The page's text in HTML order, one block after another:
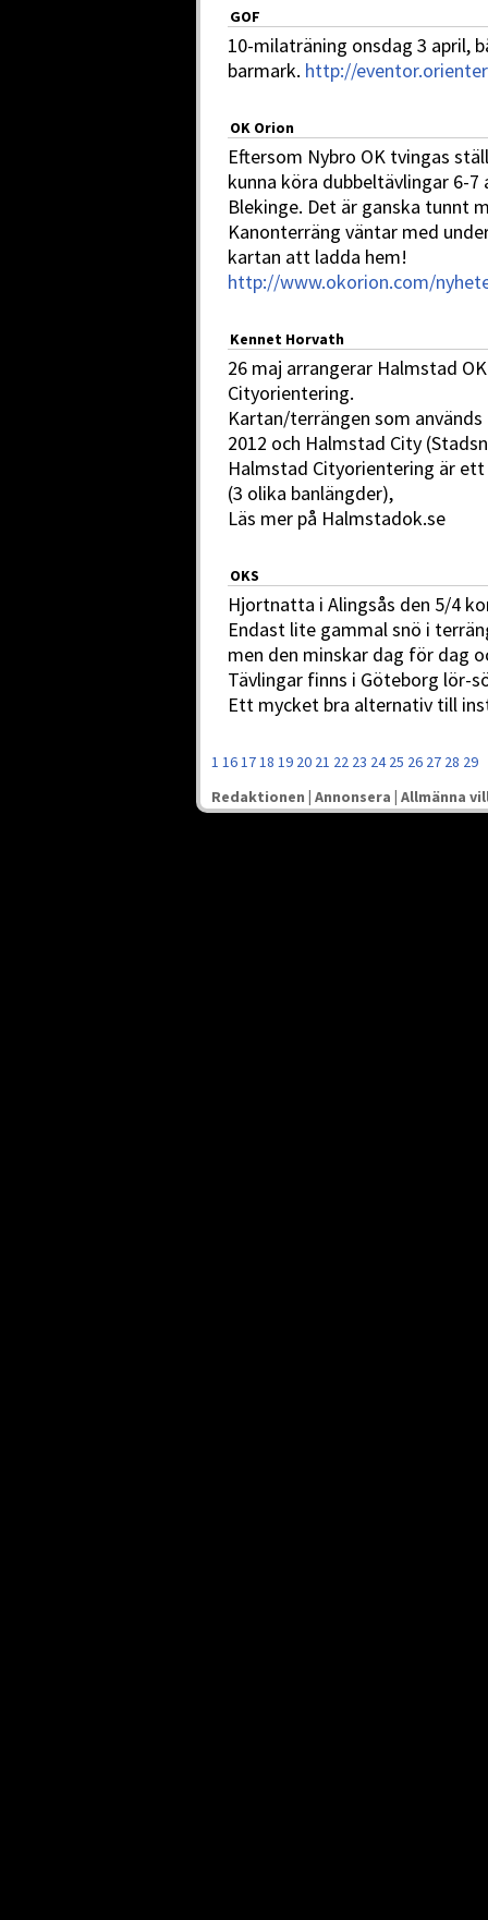
GOF
10-milaträning onsdag 3 april,
barmark. http://
OK Orion
Eftersom Nybro OK tvingas
kunna köra dubbeltävlingar 6-
Blekinge. Det är ganska tunnt
Kanonterräng väntar med
kartan att ladda hem!
http://www.okorion.com/
Kennet Horvath
26 maj arrangerar Halmstad
Cityorientering.
Kartan/terrängen som
2012 och Halmstad City
Halmstad Cityorientering är
(3 olika banlängder),
Läs mer på Halmstadok.se
OKS
Hjortnatta i Alingsås den 5/4
Endast lite gammal snö i
men den minskar dag för dag
Tävlingar finns i Göteborg lör-
Ett mycket bra alternativ till
1 161718 19 20 21 22 23 24 25 26 27 28 29
Redaktionen | Annonsera | Allmänna